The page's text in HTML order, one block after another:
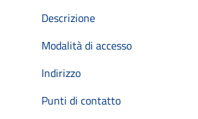
Descrizione
Modalità di accesso
Indirizzo
Punti di contatto